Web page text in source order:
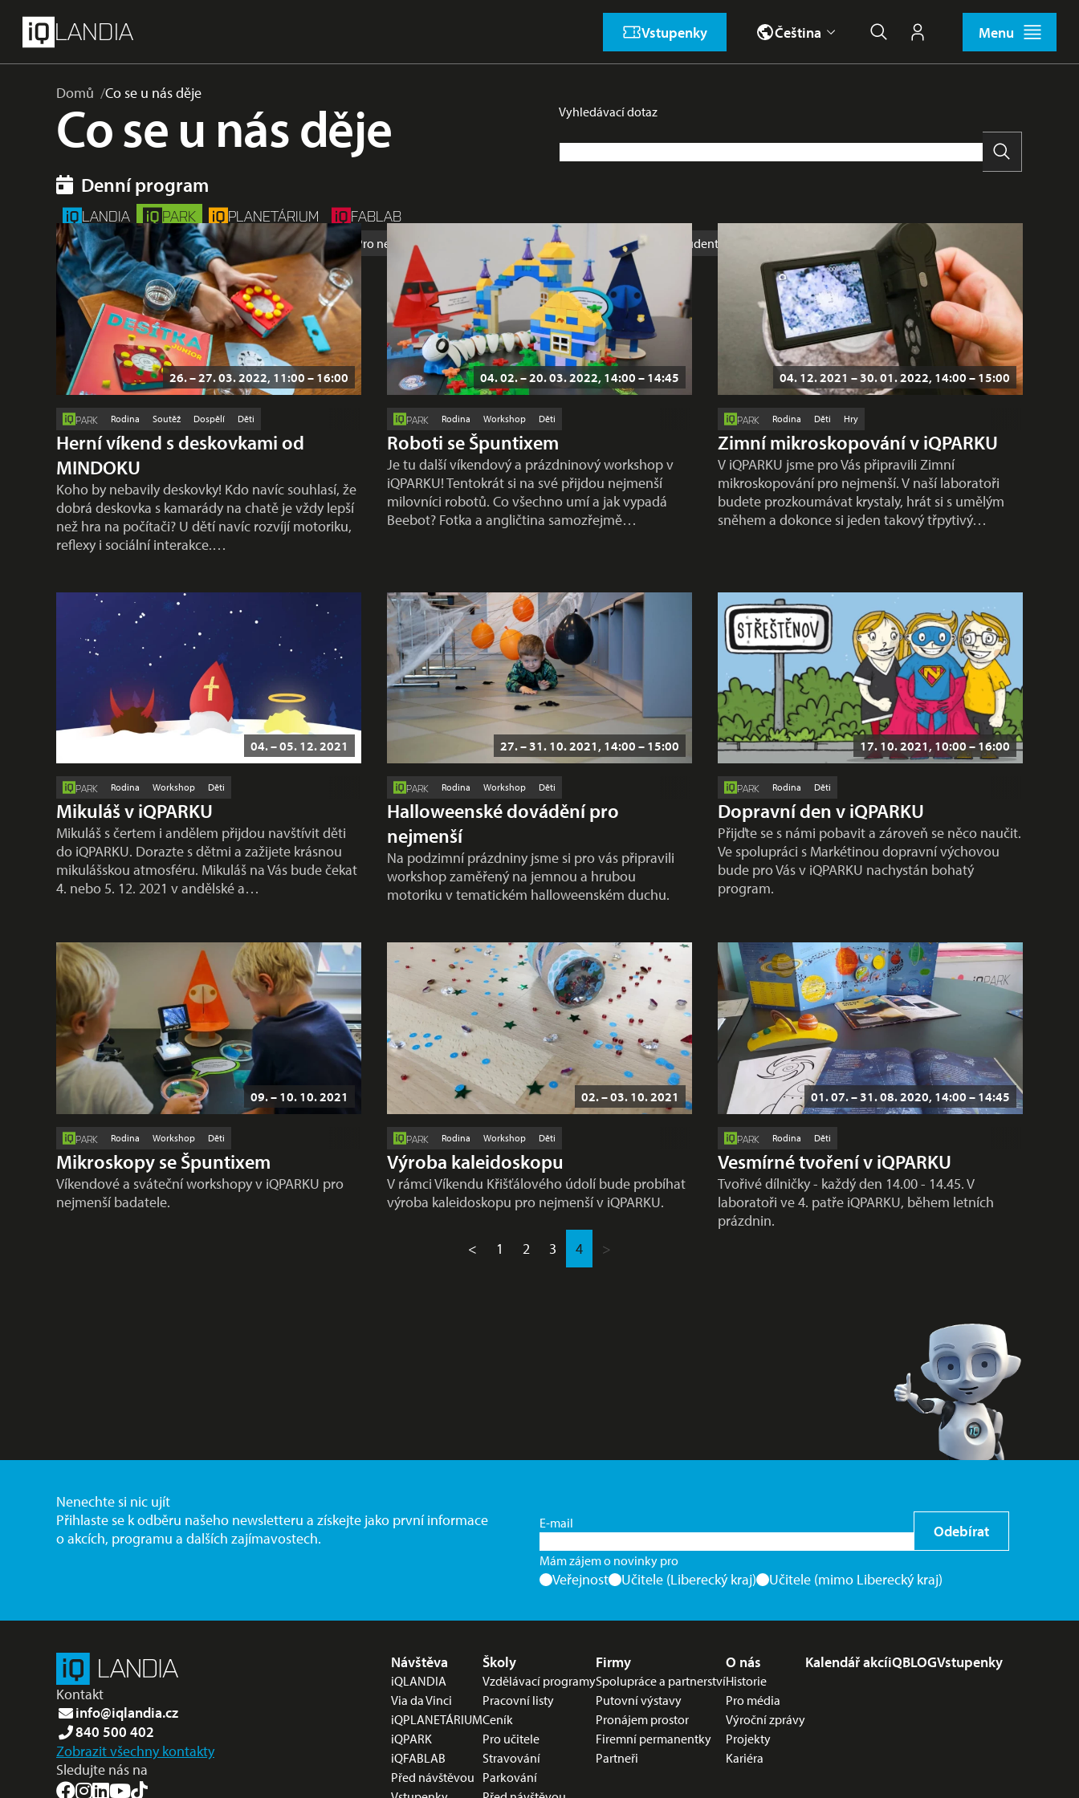
LANDIA Vstupenky Čeština Hledat Můj účet Menu
Domů Co se u nás děje
Co se u nás děje Vyhledávací dotaz
Vyhledat
Denní program
LANDIA PARK PLANETÁRIUM FABLAB
Astronomie Dospělí Děti iQ inspirace iQCAFÉ Pro nejmenší Přednáška Soutěž Studenti Vesmírné akce
Výhodná nabídka
Workshop
Školy
26. – 27. 03. 2022, 11:00 – 16:00
PARK Rodina Soutěž Dospělí Děti
Herní víkend s deskovkami od
MINDOKU
Koho by nebavily deskovky! Kdo navíc souhlasí, že
dobrá deskovka s kamarády na chatě je vždy lepší
než hra na počítači? U dětí navíc rozvíjí motoriku,
reflexy i sociální interakce.…
04. 02. – 20. 03. 2022, 14:00 – 14:45
PARK Rodina Workshop Děti
Roboti se Špuntixem
Je tu další víkendový a prázdninový workshop v
iQPARKU! Tentokrát si na své přijdou nejmenší
milovníci robotů. Co všechno umí a jak vypadá
Beebot? Fotka a angličtina samozřejmě…
04. 12. 2021 – 30. 01. 2022, 14:00 – 15:00
PARK Rodina Děti Hry
Zimní mikroskopování v iQPARKU
V iQPARKU jsme pro Vás připravili Zimní
mikroskopování pro nejmenší. V naší laboratoři
budete prozkoumávat krystaly, hrát si s umělým
sněhem a dokonce si jeden takový třpytivý…
04. – 05. 12. 2021
PARK Rodina Workshop Děti
Mikuláš v iQPARKU
Mikuláš s čertem i andělem přijdou navštívit děti
do iQPARKU. Dorazte s dětmi a zažijete krásnou
mikulášskou atmosféru. Mikuláš na Vás bude čekat
4. nebo 5. 12. 2021 v andělské a…
27. – 31. 10. 2021, 14:00 – 15:00
PARK Rodina Workshop Děti
Halloweenské dovádění pro
nejmenší
Na podzimní prázdniny jsme si pro vás připravili
workshop zaměřený na jemnou a hrubou
motoriku v tematickém halloweenském duchu.
17. 10. 2021, 10:00 – 16:00
PARK Rodina Děti
Dopravní den v iQPARKU
Přijďte se s námi pobavit a zároveň se něco naučit.
Ve spolupráci s Markétinou dopravní výchovou
bude pro Vás v iQPARKU nachystán bohatý
program.
09. – 10. 10. 2021
PARK Rodina Workshop Děti
Mikroskopy se Špuntixem
Víkendové a sváteční workshopy v iQPARKU pro
nejmenší badatele.
02. – 03. 10. 2021
PARK Rodina Workshop Děti
Výroba kaleidoskopu
V rámci Víkendu Křišťálového údolí bude probíhat
výroba kaleidoskopu pro nejmenší v iQPARKU.
01. 07. – 31. 08. 2020, 14:00 – 14:45
PARK Rodina Děti
Vesmírné tvoření v iQPARKU
Tvořivé dílničky - každý den 14.00 - 14.45. V
laboratoři ve 4. patře iQPARKU, během letních
prázdnin.
<
1 2 3 4 >
Nenechte si nic ujít
Přihlaste se k odběru našeho newsletteru a získejte jako první informace
o akcích, programu a dalších zajímavostech.
E-mail Odebírat
Mám zájem o novinky pro
Veřejnost Učitele (Liberecký kraj) Učitele (mimo Liberecký kraj)
Kontakt
info@iqlandia.cz
840 500 402
Zobrazit všechny kontakty
Sledujte nás na
Nabídka v zápatí
Návštěva
iQLANDIA
Via da Vinci
iQPLANETÁRIUM
iQPARK
iQFABLAB
Před návštěvou
Školy
Vzdělávací programy
Pracovní listy
Ceník
Pro učitele
Stravování
Parkování
Firmy
Spolupráce a partnerství
Putovní výstavy
Pronájem prostor
Firemní permanentky
Partneři
O nás
Historie
Pro média
Výroční zprávy
Projekty
Kariéra
Kalendář akcíiQBLOGVstupenky